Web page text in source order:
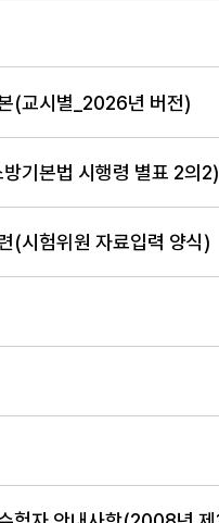
(교시별_2026년 버전)
기본법 시행령 별표 2의2)
(시험위원 자료입력 양식)